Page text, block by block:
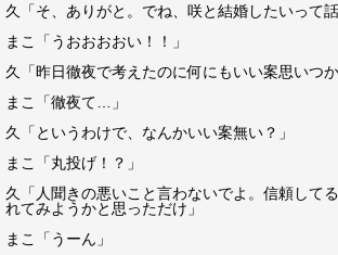
久「そ、ありがと。でね、咲と結婚したいって
まこ「うおおおおい！！」
久「昨日徹夜で考えたのに何にもいい案思いつ
まこ「徹夜て…」
久「というわけで、なんかいい案無い？」
まこ「丸投げ！？」
久「人聞きの悪いこと言わないでよ。信頼して
れてみようかと思っただけ」
まこ「うーん」